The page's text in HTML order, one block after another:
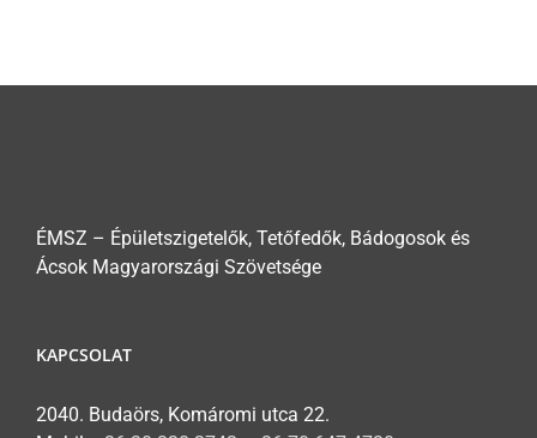
ÉMSZ – Épületszigetelők, Tetőfedők, Bádogosok és
Ácsok Magyarországi Szövetsége
KAPCSOLAT
2040. Budaörs, Komáromi utca 22.